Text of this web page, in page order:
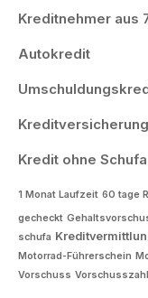
Kreditnehmer aus
Autokredit
Kreditversicherung
Kredit ohne Schufa
1 Monat Laufzeit 60 tage
gecheckt
schufa
Motorrad-Führerschein
Vorschuss